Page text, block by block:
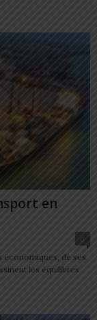
en
0
économiques, de ses
les équilibres